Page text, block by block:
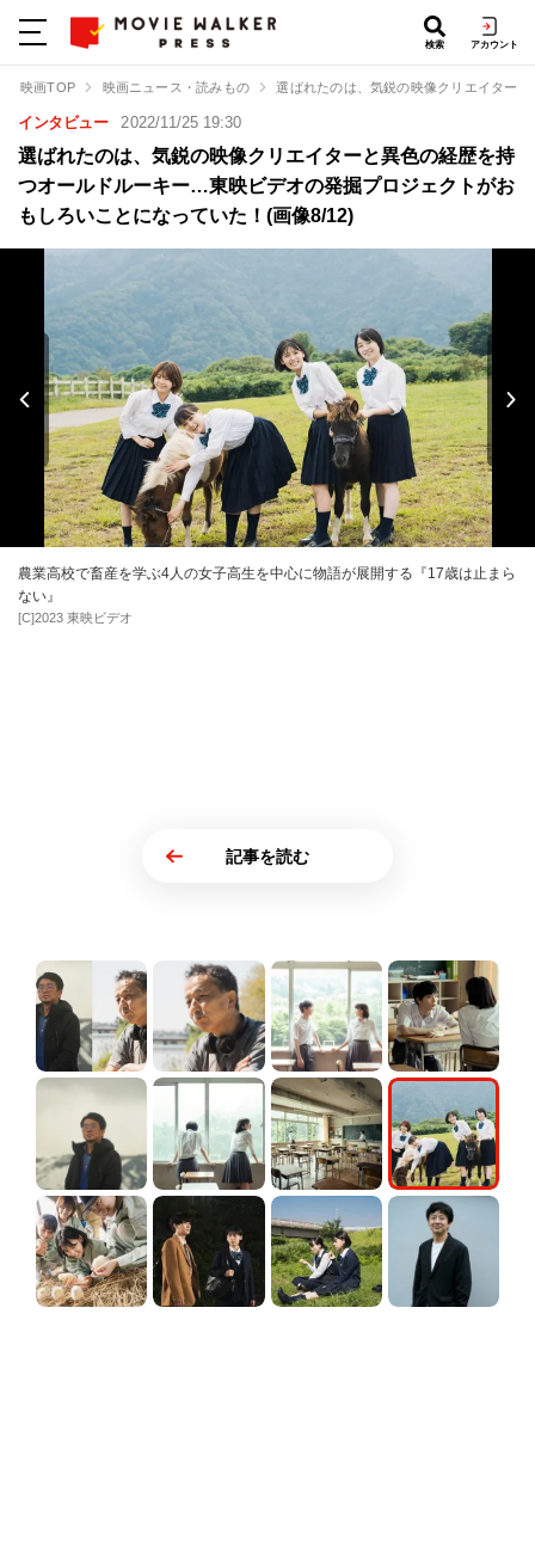
検索 アカウント
映画TOP 映画ニュース・読みもの 選ばれたのは、気鋭の映像クリエイター
インタビュー 2022/11/25 19:30
選ばれたのは、気鋭の映像クリエイターと異色の経歴を持
つオールドルーキー…東映ビデオの発掘プロジェクトがお
もしろいことになっていた！(画像8/12)
農業高校で畜産を学ぶ4人の女子高生を中心に物語が展開する『17歳は止まら
ない』
[C]2023 東映ビデオ
記事を読む